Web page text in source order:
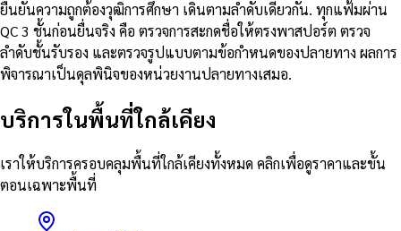
ยืนยันความถูกต้องวุฒิการศึกษา เดินตามลำดับเดียวกัน. ทุกแฟ้มผ่าน
QC 3 ชั้นก่อนยื่นจริง คือ ตรวจการสะกดชื่อให้ตรงพาสปอร์ต ตรวจ
ลำดับชั้นรับรอง และตรวจรูปแบบตามข้อกำหนดของปลายทาง ผลการ
พิจารณาเป็นดุลพินิจของหน่วยงานปลายทางเสมอ.
บริการในพื้นที่ใกล้เคียง
เราให้บริการครอบคลุมพื้นที่ใกล้เคียงทั้งหมด คลิกเพื่อดูราคาและขั้น
ตอนเฉพาะพื้นที่